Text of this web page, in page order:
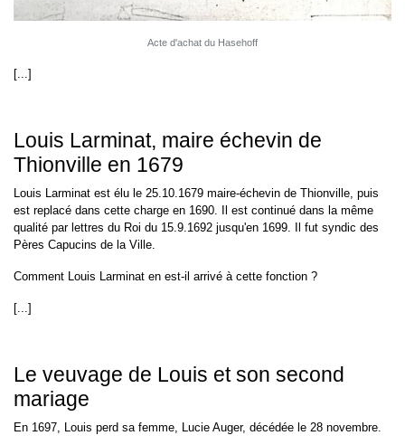
Acte d'achat du Hasehoff
[...]
Louis Larminat, maire échevin de
Thionville en 1679
Louis Larminat est élu le 25.10.1679 maire-échevin de Thionville, puis
est replacé dans cette charge en 1690. Il est continué dans la même
qualité par lettres du Roi du 15.9.1692 jusqu'en 1699. Il fut syndic des
Pères Capucins de la Ville.
Comment Louis Larminat en est-il arrivé à cette fonction ?
[...]
Le veuvage de Louis et son second
mariage
En 1697, Louis perd sa femme, Lucie Auger, décédée le 28 novembre.